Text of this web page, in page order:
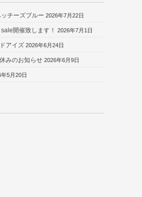
チーズブルー 2026年7月22日
開催致します！ 2026年7月1日
アイズ 2026年6月24日
みのお知らせ 2026年6月9日
5月20日